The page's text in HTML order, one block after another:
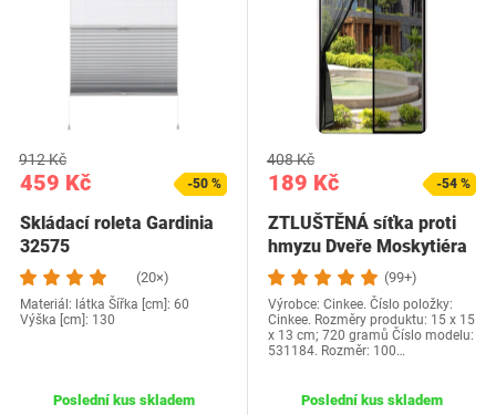
459 Kč
912 Kč
-50 %
Skládací roleta Gardinia
32575
(20×)
Materiál: látka Šířka [cm]: 60
Výška [cm]: 130
Poslední kus skladem
189 Kč
408 Kč
-54 %
ZTLUŠTĚNÁ síťka proti
hmyzu Dveře Moskytiéra
Magnet na…
(99+)
Výrobce: Cinkee. Číslo položky:
Cinkee. Rozměry produktu: 15 x 15
x 13 cm; 720 gramů Číslo modelu:
531184. Rozměr: 100…
Poslední kus skladem